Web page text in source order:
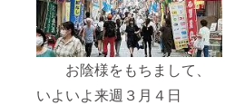
お陰様をもちまして、
いよいよ来週３月４日